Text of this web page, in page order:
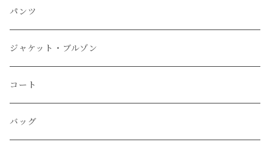
パンツ
ジャケット・ブルゾン
コート
バッグ